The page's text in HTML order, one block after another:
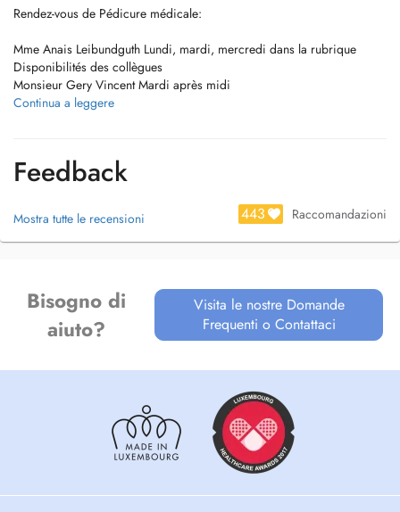
Rendez-vous de Pédicure médicale:
Mme Anais Leibundguth Lundi, mardi, mercredi dans la rubrique
Disponibilités des collègues
Monsieur Gery Vincent Mardi après midi
ou par téléphone Gsm 352 661 615 532
sera facturé.
Continua a leggere
Feedback
Mostra tutte le recensioni 443 Raccomandazioni
Bisogno di
aiuto?
Visita le nostre Domande
Frequenti o Contattaci